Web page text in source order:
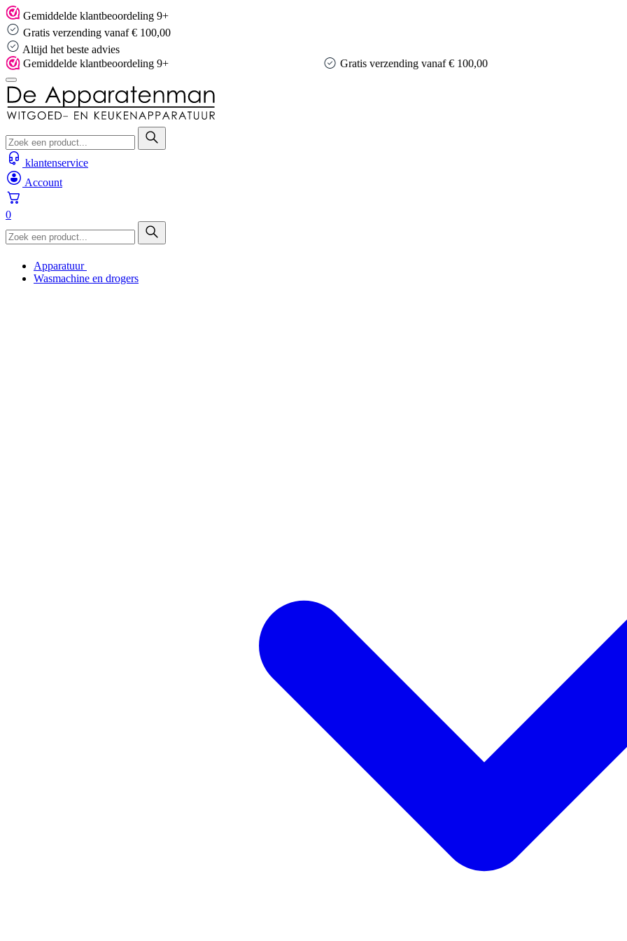
Skip
to
content
Gemiddelde klantbeoordeling 9+
Gratis verzending vanaf € 100,00
Altijd het beste advies
Gemiddelde klantbeoordeling 9+
Gratis verzending vanaf € 100,00
klantenservice
Account
0
Apparatuur
Wasmachine en drogers